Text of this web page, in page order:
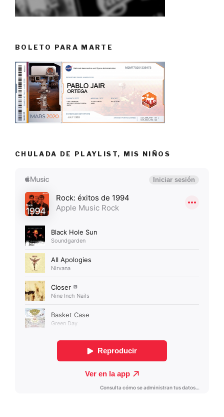
BOLETO PARA MARTE
CHULADA DE PLAYLIST, MIS NIÑOS